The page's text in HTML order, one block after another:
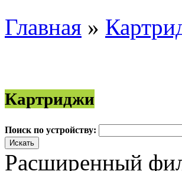
Главная »
Картриджи
Поиск по устройству:
Расширенный